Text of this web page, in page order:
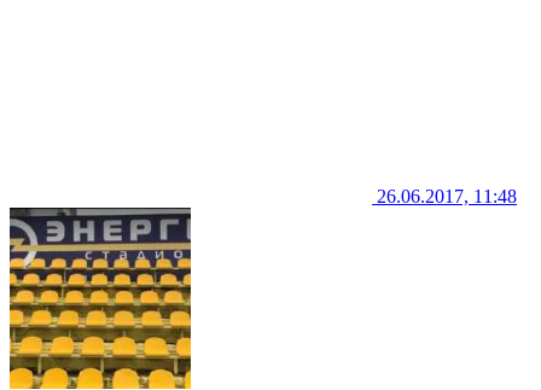
26.06.2017, 11:48